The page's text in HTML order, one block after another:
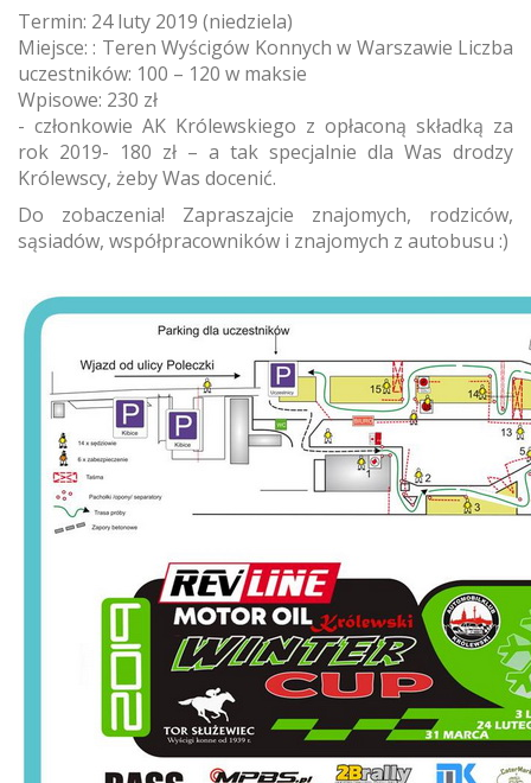
Termin: 24 luty 2019 (niedziela)
Miejsce: : Teren Wyścigów Konnych w Warszawie Liczba
uczestników: 100 – 120 w maksie
Wpisowe: 230 zł
- członkowie AK Królewskiego z opłaconą składką za
rok 2019- 180 zł – a tak specjalnie dla Was drodzy
Królewscy, żeby Was docenić.
Do zobaczenia! Zapraszajcie znajomych, rodziców,
sąsiadów, współpracowników i znajomych z autobusu :)